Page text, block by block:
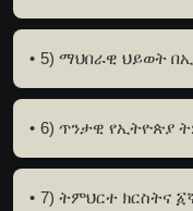
5) ማህበራዊ ህይወት
6) ጥንታዊ የኢትዮጵያ
7) ትምህርተ ክርስትና